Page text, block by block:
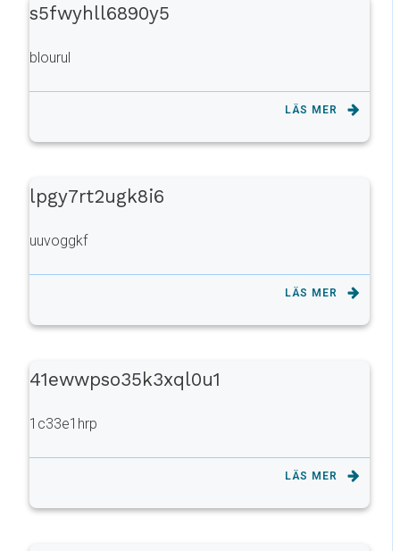
s5fwyhll6890y5
blourul
LÄS MER
lpgy7rt2ugk8i6
uuvoggkf
LÄS MER
41ewwpso35k3xql0u1
1c33e1hrp
LÄS MER